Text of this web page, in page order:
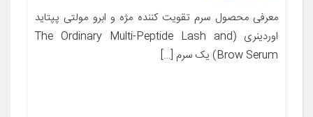
معرفی محصول سرم تقویت کننده مژه و ابرو مولتی پپتاید
اوردینری (The Ordinary Multi-Peptide Lash and
Brow Serum) یک سرم […]